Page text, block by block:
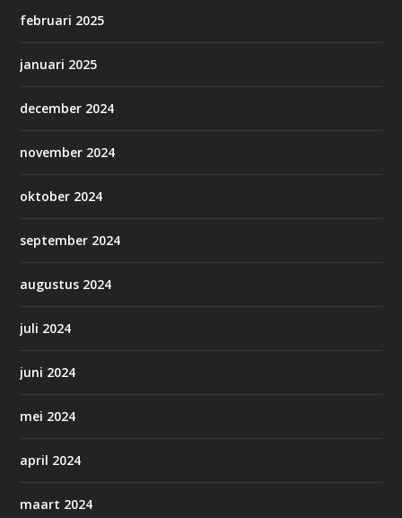
februari 2025
januari 2025
december 2024
november 2024
oktober 2024
september 2024
augustus 2024
juli 2024
juni 2024
mei 2024
april 2024
maart 2024